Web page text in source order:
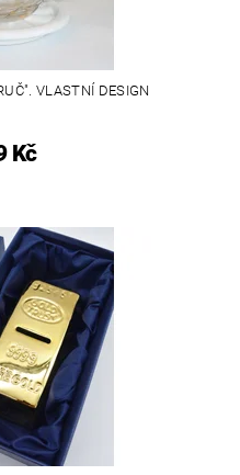
VLASTNÍ DESIGN
Kč